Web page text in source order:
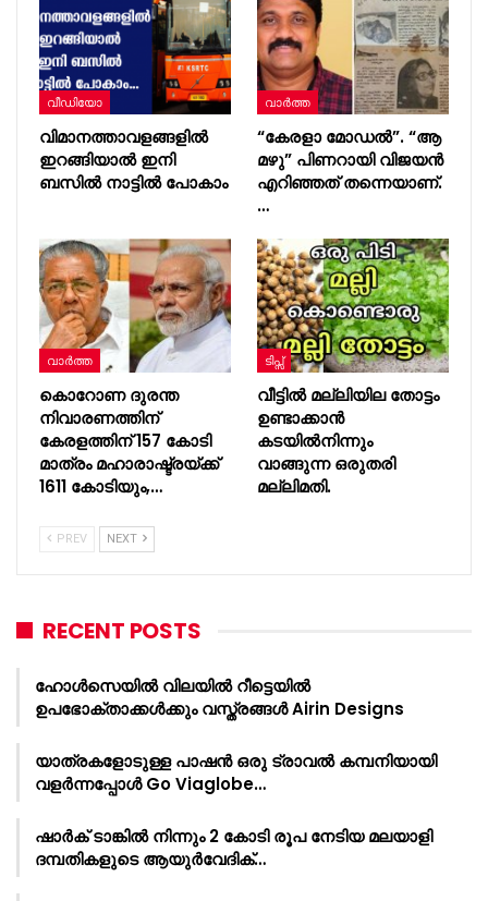
വീഡിയോ
വിമാനത്താവളങ്ങളിൽ
ഇറങ്ങിയാൽ ഇനി
ബസില്‍ നാട്ടില്‍ പോകാം
വാർത്ത
“കേരളാ മോഡൽ”. “ആ
മഴു” പിണറായി വിജയൻ
എറിഞ്ഞത് തന്നെയാണ്.
…
വാർത്ത
കൊറോണ ദുരന്ത
നിവാരണത്തിന്
കേരളത്തിന് 157 കോടി
മാത്രം മഹാരാഷ്ട്രയ്ക്ക്
1611 കോടിയും,…
ടിപ്സ്
വീട്ടിൽ മല്ലിയില തോട്ടം
ഉണ്ടാക്കാൻ
കടയിൽനിന്നും
വാങ്ങുന്ന ഒരുതരി
മല്ലിമതി.
PREV NEXT
RECENT POSTS
ഹോൾസെയിൽ വിലയിൽ റീട്ടെയിൽ
ഉപഭോക്താക്കൾക്കും വസ്ത്രങ്ങൾ Airin Designs
യാത്രകളോടുള്ള പാഷൻ ഒരു ട്രാവൽ കമ്പനിയായി
വളർന്നപ്പോൾ Go Viaglobe…
ഷാർക്‌ ടാങ്കിൽ നിന്നും 2 കോടി രൂപ നേടിയ മലയാളി
ദമ്പതികളുടെ ആയുർവേദിക്…